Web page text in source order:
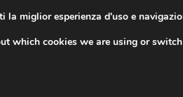
la miglior esperienza d'uso e
which cookies we are using or